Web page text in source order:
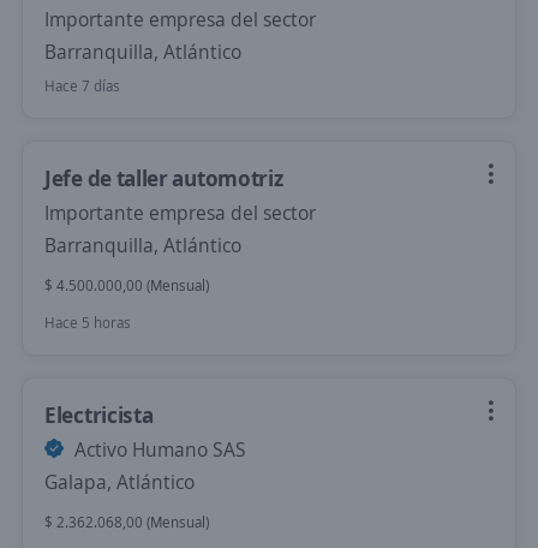
Importante empresa del sector
Barranquilla, Atlántico
Hace 7 días
Jefe de taller automotriz
Importante empresa del sector
Barranquilla, Atlántico
$ 4.500.000,00 (Mensual)
Hace 5 horas
Electricista
Activo Humano SAS
Galapa, Atlántico
$ 2.362.068,00 (Mensual)